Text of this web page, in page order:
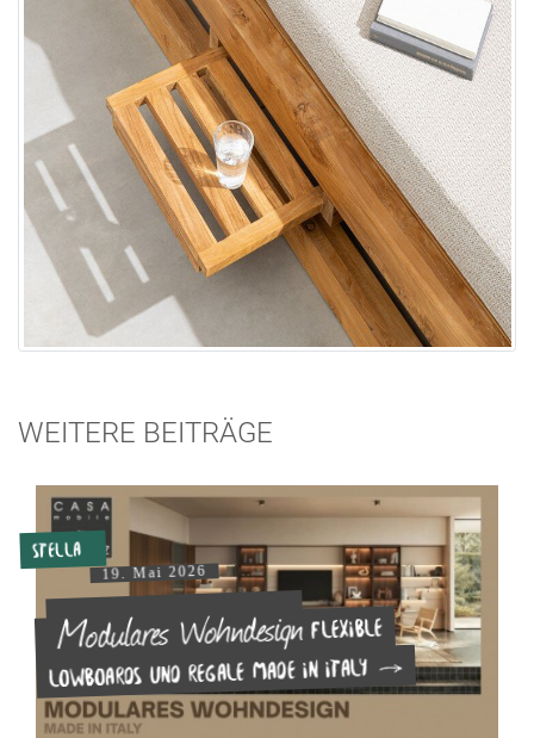
WEITERE BEITRÄGE
Stella
19. Mai 2026
Modulares WohndesignFlexible
Lowboards und Regale made in Italy